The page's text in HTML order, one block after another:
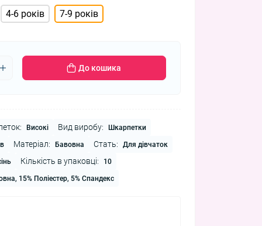
4-6 років 7-9 років
До кошика
Високі Вид виробу: Шкарпетки
Матеріал: Бавовна Стать: Для дівчаток
Кількість в упаковці: 10
15% Поліестер, 5% Спандекс